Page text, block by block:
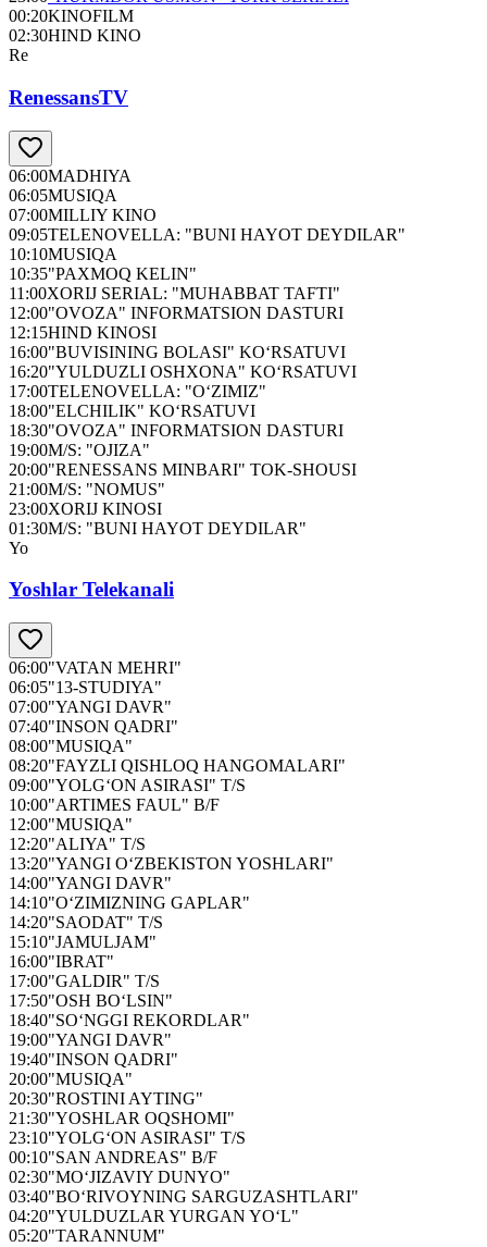
00:20KINOFILM
02:30HIND KINO
Re
RenessansTV
06:00MADHIYA
06:05MUSIQA
07:00MILLIY KINO
09:05TELENOVELLA: "BUNI HAYOT DEYDILAR"
10:10MUSIQA
10:35"PAXMOQ KELIN"
11:00XORIJ SERIAL: "MUHABBAT TAFTI"
12:00"OVOZA" INFORMATSION DASTURI
12:15HIND KINOSI
16:00"BUVISINING BOLASI" KO‘RSATUVI
16:20"YULDUZLI OSHXONA" KO‘RSATUVI
17:00TELENOVELLA: "O‘ZIMIZ"
18:00"ELCHILIK" KO‘RSATUVI
18:30"OVOZA" INFORMATSION DASTURI
19:00M/S: "OJIZA"
20:00"RENESSANS MINBARI" TOK-SHOUSI
21:00M/S: "NOMUS"
23:00XORIJ KINOSI
01:30M/S: "BUNI HAYOT DEYDILAR"
Yo
Yoshlar Telekanali
06:00"VATAN MEHRI"
06:05"13-STUDIYA"
07:00"YANGI DAVR"
07:40"INSON QADRI"
08:00"MUSIQA"
08:20"FAYZLI QISHLOQ HANGOMALARI"
09:00"YOLG‘ON ASIRASI" T/S
10:00"ARTIMES FAUL" B/F
12:00"MUSIQA"
12:20"ALIYA" T/S
13:20"YANGI O‘ZBEKISTON YOSHLARI"
14:00"YANGI DAVR"
14:10"O‘ZIMIZNING GAPLAR"
14:20"SAODAT" T/S
15:10"JAMULJAM"
16:00"IBRAT"
17:00"GALDIR" T/S
17:50"OSH BO‘LSIN"
18:40"SO‘NGGI REKORDLAR"
19:00"YANGI DAVR"
19:40"INSON QADRI"
20:00"MUSIQA"
20:30"ROSTINI AYTING"
21:30"YOSHLAR OQSHOMI"
23:10"YOLG‘ON ASIRASI" T/S
00:10"SAN ANDREAS" B/F
02:30"MO‘JIZAVIY DUNYO"
03:40"BO‘RIVOYNING SARGUZASHTLARI"
04:20"YULDUZLAR YURGAN YO‘L"
05:20"TARANNUM"